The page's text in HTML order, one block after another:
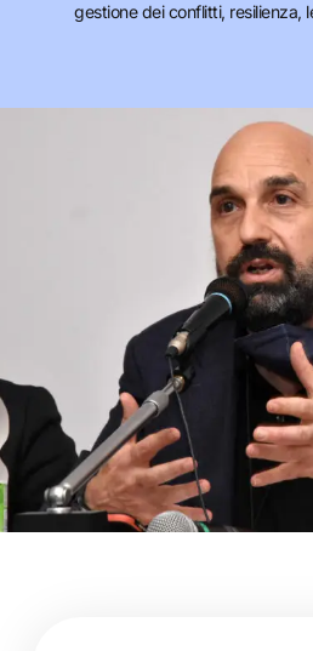
gestione dei conflitti, resilienza,